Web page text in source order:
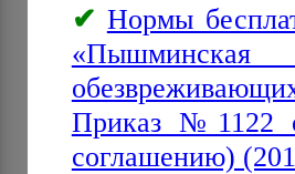
Нормы
Приказ №1122
соглашению)